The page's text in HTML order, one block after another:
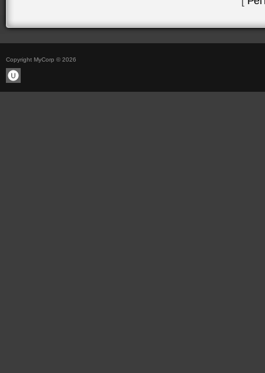
Copyright MyCorp © 2026